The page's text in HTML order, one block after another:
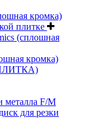
кромка)
плитке
(сплошная
кромка)
металла F/M
для резки